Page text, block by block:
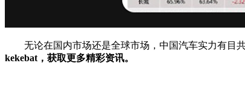
无论在国内市场还是全球市场，中国汽车实力有目共
kekebat，获取更多精彩资讯。